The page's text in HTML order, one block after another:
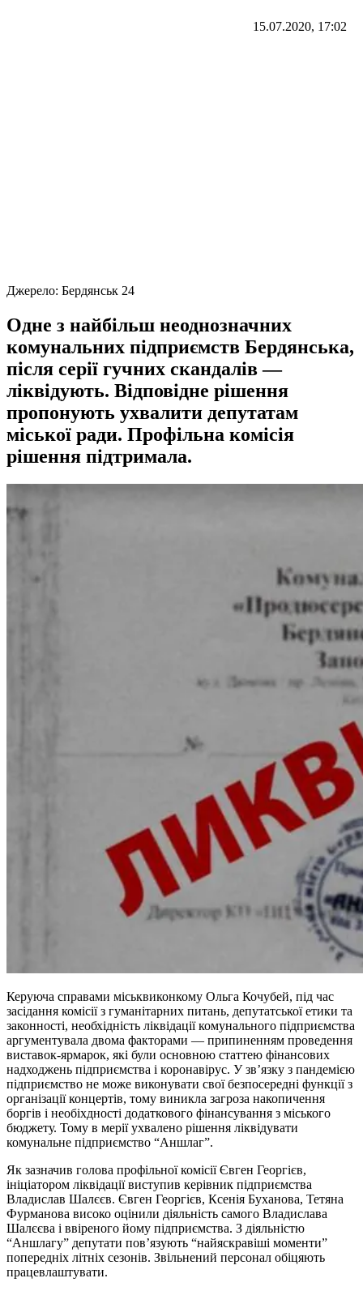
15.07.2020, 17:02
Джерело: Бердянськ 24
Одне з найбільш неоднозначних
комунальних підприємств Бердянська,
після серії гучних скандалів —
ліквідують. Відповідне рішення
пропонують ухвалити депутатам
міської ради. Профільна комісія
рішення підтримала.
Керуюча справами міськвиконкому Ольга Кочубей, під час
засідання комісії з гуманітарних питань, депутатської етики та
законності, необхідність ліквідації комунального підприємства
аргументувала двома факторами — припиненням проведення
виставок-ярмарок, які були основною статтею фінансових
надходжень підприємства і коронавірус. У зв’язку з пандемією
підприємство не може виконувати свої безпосередні функції з
організації концертів, тому виникла загроза накопичення
боргів і необіхдності додаткового фінансування з міського
бюджету. Тому в мерії ухвалено рішення ліквідувати
комунальне підприємство “Аншлаг”.
Як зазначив голова профільної комісії Євген Георгієв,
ініціатором ліквідації виступив керівник підприємства
Владислав Шалєєв. Євген Георгієв, Ксенія Буханова, Тетяна
Фурманова високо оцінили діяльність самого Владислава
Шалєєва і ввіреного йому підприємства. З діяльністю
“Аншлагу” депутати пов’язують “найяскравіші моменти”
попередніх літніх сезонів. Звільнений персонал обіцяють
працевлаштувати.